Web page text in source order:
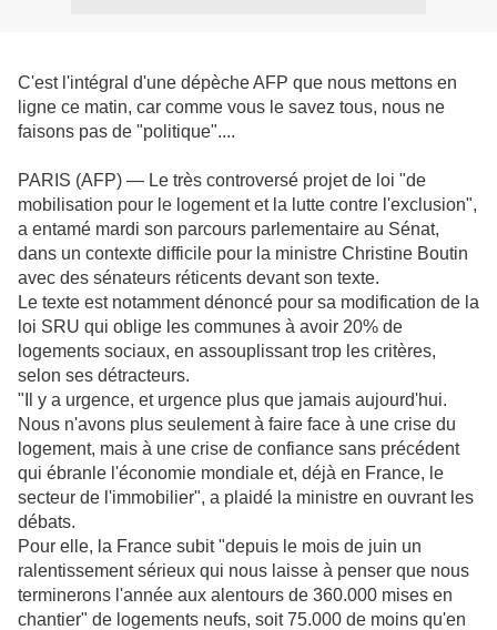
C'est l'intégral d'une dépèche AFP que nous mettons en
ligne ce matin, car comme vous le savez tous, nous ne
faisons pas de "politique"....
PARIS (AFP) — Le très controversé projet de loi "de
mobilisation pour le logement et la lutte contre l'exclusion",
a entamé mardi son parcours parlementaire au Sénat,
dans un contexte difficile pour la ministre Christine Boutin
avec des sénateurs réticents devant son texte.
Le texte est notamment dénoncé pour sa modification de la
loi SRU qui oblige les communes à avoir 20% de
logements sociaux, en assouplissant trop les critères,
selon ses détracteurs.
"Il y a urgence, et urgence plus que jamais aujourd'hui.
Nous n'avons plus seulement à faire face à une crise du
logement, mais à une crise de confiance sans précédent
qui ébranle l'économie mondiale et, déjà en France, le
secteur de l'immobilier", a plaidé la ministre en ouvrant les
débats.
Pour elle, la France subit "depuis le mois de juin un
ralentissement sérieux qui nous laisse à penser que nous
terminerons l'année aux alentours de 360.000 mises en
chantier" de logements neufs, soit 75.000 de moins qu'en